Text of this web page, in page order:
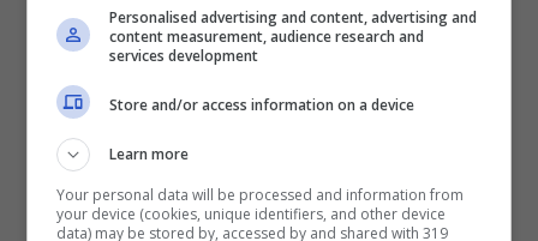
donna
“, soap opera turca che durante l’estate
ha ottenuto ottimi risultati in termini di share.
Le modifiche al palinsesto non riguardano
solo il pomeriggio festivo ma anche la fascia
del prime time. A partire dal 15 settembre ci
Personalised advertising and content, advertising and
content measurement, audience research and
services development
Store and/or access information on a device
Learn more
Your personal data will be processed and information from
your device (cookies, unique identifiers, and other device
data) may be stored by, accessed by and shared with 319